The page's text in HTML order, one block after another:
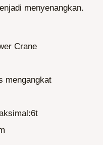
menyenangkan.
Crane
mengangkat